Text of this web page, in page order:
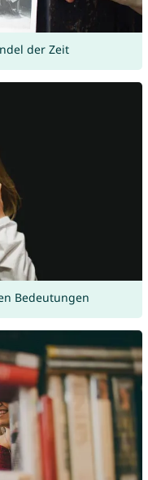
der Zeit
Bedeutungen